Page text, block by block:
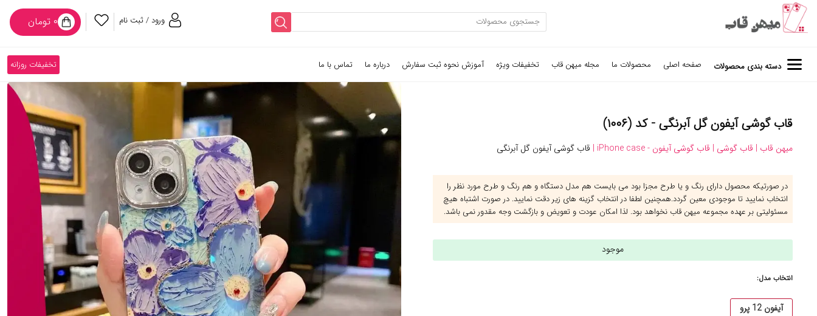
ورود / ثبت نام ۰ تومان
دسته بندی محصولات صفحه اصلی محصولات ما مجله میهن قاب تخفیفات ویژه آموزش نحوه ثبت سفارش درباره ما تماس با ما تخفیفات روزانه
قاب گوشی آیفون گل آبرنگی - کد (۱۰۰۶)
میهن قاب | قاب گوشی | قاب گوشی آیفون - iPhone case | قاب گوشی آیفون گل آبرنگی
در صورتیکه محصول دارای رنگ و یا طرح مجزا بود می بایست هم مدل دستگاه و هم رنگ و طرح مورد نظر را
انتخاب نمایید تا موجودی معین گردد.همچنین لطفا در انتخاب گزینه های زیر دقت نمایید. در صورت اشتباه هیچ
مسئولیتی بر عهده مجموعه میهن قاب نخواهد بود. لذا امکان عودت و تعویض و بازگشت وجه مقدور نمی باشد.
موجود
انتخاب مدل:
آیفون 12 پرو